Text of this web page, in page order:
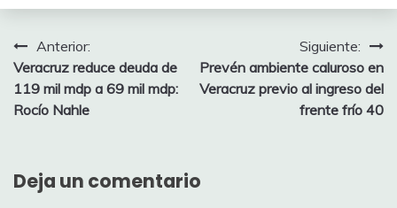
Navegación
de
entradas
Anterior:
Veracruz reduce deuda de
119 mil mdp a 69 mil mdp:
Rocío Nahle
Siguiente:
Prevén ambiente caluroso en
Veracruz previo al ingreso del
frente frío 40
Deja un comentario